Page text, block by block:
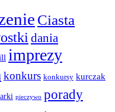
Ciasta
dania
imprezy
konkurs konkursy kurczak
pieczywo porady